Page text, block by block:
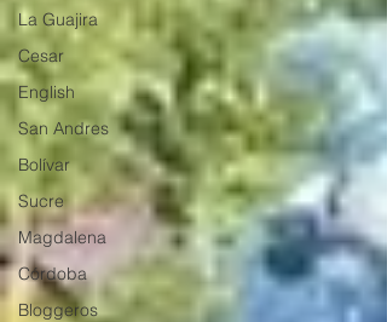
La Guajira
Cesar
English
San Andres
Bolívar
Sucre
Magdalena
Córdoba
Bloggeros